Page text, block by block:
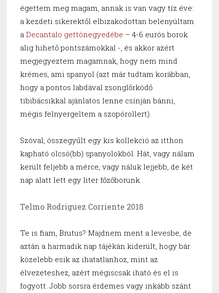
égettem meg magam, annak is van vagy tíz éve:
a kezdeti sikerektől elbizakodottan belenyúltam
a Decantalo gettónegyedébe – 4-6 eurós borok
alig hihető pontszámokkal -, és akkor azért
megjegyeztem magamnak, hogy nem mind
krémes, ami spanyol (azt már tudtam korábban,
hogy a pontos labdával zsonglőrködő
tibibácsikkal ajánlatos lenne csínján bánni,
mégis felnyergeltem a szopórollert).
Szóval, összegyűlt egy kis kollekció az itthon
kapható olcsó(bb) spanyolokból. Hát, vagy nálam
került feljebb a mérce, vagy náluk lejjebb, de két
nap alatt lett egy liter főzőborunk.
Telmo Rodriguez Corriente 2018
Te is fiam, Brutus? Majdnem ment a levesbe, de
aztán a harmadik nap tájékán kiderült, hogy bár
közelebb esik az ihatatlanhoz, mint az
élvezeteshez, azért mégiscsak iható és el is
fogyott. Jobb sorsra érdemes vagy inkább szánt